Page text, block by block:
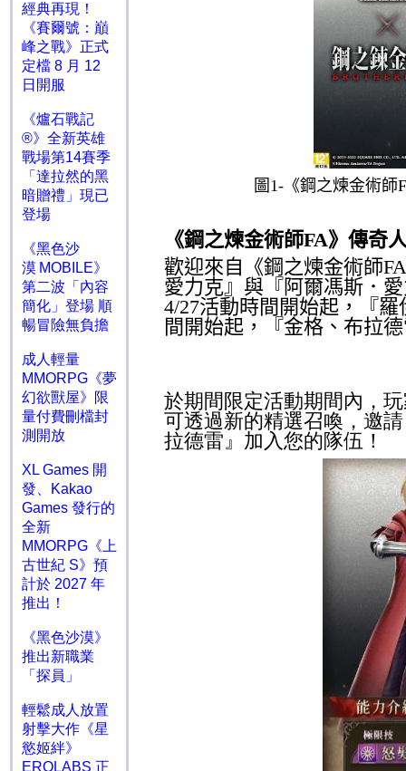
經典再現！
《賽爾號：巔
峰之戰》正式
定檔 8 月 12
日開服
《爐石戰記
®》全新英雄
戰場第14賽季
「達拉然的黑
暗贈禮」現已
登場
《黑色沙
漠 MOBILE》
第二波「內容
簡化」登場 順
暢冒險無負擔
成人輕量
MMORPG《夢
幻欲獸屋》限
量付費刪檔封
測開放
XL Games 開
發、Kakao
Games 發行的
全新
MMORPG《上
古世紀 S》預
計於 2027 年
推出！
《黑色沙漠》
推出新職業
「探員」
輕鬆成人放置
射擊大作《星
慾姬絆》
EROLABS 正
圖 1- 《鋼之煉金術師
《鋼之煉金術師FA》傳奇
歡迎來自《鋼之煉金術師FA
愛力克』與『阿爾馮斯．
4/27活動時間開始起，『
間開始起，『金格、布拉
於期間限定活動期間內，
可透過新的精選召喚，邀
拉德雷』加入您的隊伍！